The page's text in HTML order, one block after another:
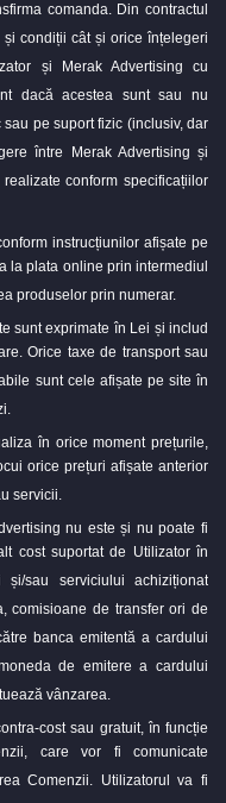
comanda. Din contractul
condiții cât și orice înțelegeri
și Merak Advertising cu
dacă acestea sunt sau nu
pe suport fizic (inclusiv, dar
între Merak Advertising și
conform specificațiilor
instrucțiunilor afișate pe
la plata online prin intermediul
produselor prin numerar.
sunt exprimate în Lei și includ
Orice taxe de transport sau
sunt cele afișate pe site în
în orice moment prețurile,
orice prețuri afișate anterior
servicii.
nu este și nu poate fi
cost suportat de Utilizator în
sau serviciului achiziționat
comisioane de transfer ori de
banca emitentă a cardului
de emitere a cardului
vânzarea.
cost sau gratuit, în funcție
care vor fi comunicate
Comenzii. Utilizatorul va fi